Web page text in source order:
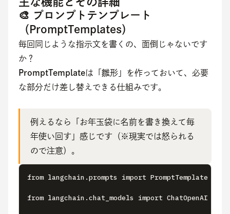
🎨 プロンプトテンプレート
（PromptTemplates）
毎回同じような指示文を書くの、面倒じゃないです
か？
PromptTemplateは「雛形」を作っておいて、必要
な部分だけ差し替えできる仕組みです。
例えるなら「お年玉袋に名前を書き換えて毎
年使い回す」感じです（※現実では怒られる
ので注意）。
from langchain.prompts import PromptTemplate
from langchain.chat_models import ChatOpenAI